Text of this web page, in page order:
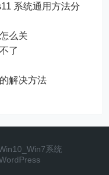
系统通用方法分
么关
了
解决方法
系统